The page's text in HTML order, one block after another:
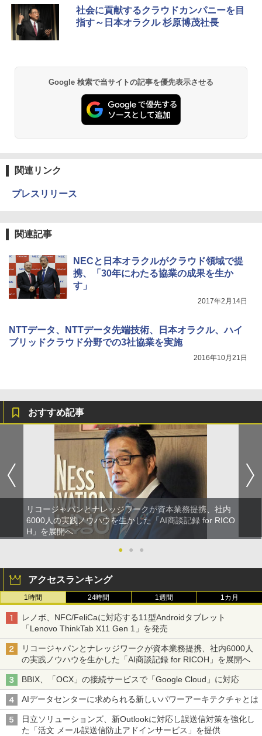
社会に貢献するクラウドカンパニーを目
指す～日本オラクル 杉原博茂社長
Google 検索で当サイトの記事を優先表示させる
関連リンク
プレスリリース
関連記事
NECと日本オラクルがクラウド領域で提
携、「30年にわたる協業の成果を生か
す」
2017年2月14日
NTTデータ、NTTデータ先端技術、日本オラクル、ハイ
ブリッドクラウド分野での3社協業を実施
2016年10月21日
おすすめ記事
リコージャパンとナレッジワークが資本業務提携、社内
6000人の実践ノウハウを生かした「AI商談記録 for RICO
H」を展開へ
●
● ●
アクセスランキング
1時間 24時間 1週間 1カ月
レノボ、NFC/FeliCaに対応する11型Androidタブレット
「Lenovo ThinkTab X11 Gen 1」を発売
リコージャパンとナレッジワークが資本業務提携、社内6000人
の実践ノウハウを生かした「AI商談記録 for RICOH」を展開へ
BBIX、「OCX」の接続サービスで「Google Cloud」に対応
AIデータセンターに求められる新しいパワーアーキテクチャとは
日立ソリューションズ、新Outlookに対応し誤送信対策を強化し
た「活文 メール誤送信防止アドインサービス」を提供